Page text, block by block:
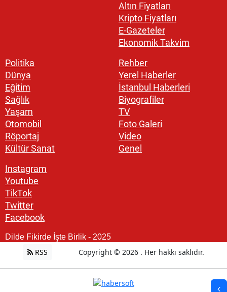
Altın Fiyatları
Kripto Fiyatları
E-Gazeteler
Ekonomik Takvim
Politika
Dünya
Eğitim
Sağlık
Yaşam
Otomobil
Röportaj
Kültür Sanat
Rehber
Yerel Haberler
İstanbul Haberleri
Biyografiler
TV
Foto Galeri
Video
Genel
Instagram
Youtube
TikTok
Twitter
Facebook
Dilde Fikirde İşte Birlik - 2025
RSS Copyright © 2026 . Her hakkı saklıdır.